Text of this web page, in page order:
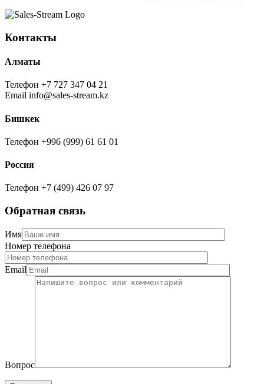
Контакты
Алматы
Телефон +7 727 347 04 21
Email info@sales-stream.kz
Бишкек
Телефон +996 (999) 61 61 01
Россия
Телефон +7 (499) 426 07 97
Обратная связь
Имя
Номер телефона
Email
Вопрос